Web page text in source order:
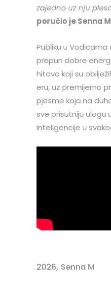
zajedno uz nju
poručio je Senna
Publiku u
prepun dobre
hitova koji su
eru, uz premijerno
pjesme koja na
sve prisutniju ulogu
inteligencije u
2026, Senna M